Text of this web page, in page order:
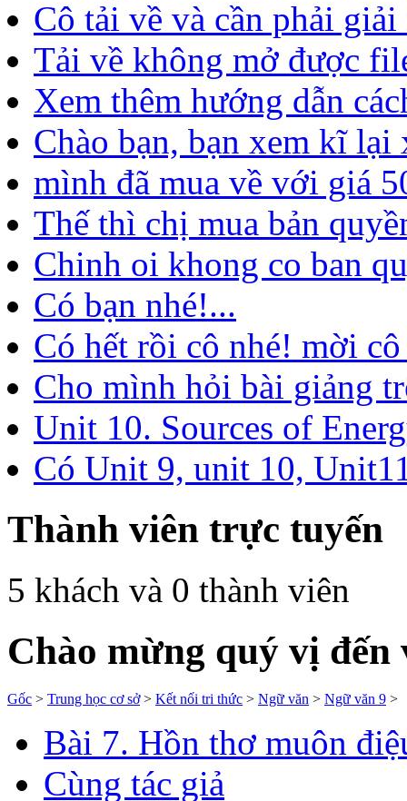
Cô tải về và cần phải
Tải về không mở được
Xem thêm hướng dẫn
Chào bạn, bạn xem kĩ
mình đã mua về với giá
Thế thì chị mua bản
Chinh oi khong co ban
Có bạn nhé!...
Có hết rồi cô nhé! mời
Cho mình hỏi bài giảng
Unit 10. Sources of
Có Unit 9, unit 10,
Thành viên trực tuyến
5 khách và 0 thành viên
Chào mừng quý vị đến
Gốc > Trung học cơ sở> Kết nối tri thức > Ngữ văn > Ngữ văn 9 >
Bài 7. Hồn thơ muôn
Cùng tác giả